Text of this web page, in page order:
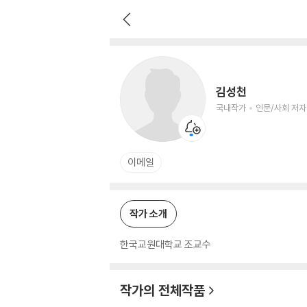
김성천
국내작가 인문/사회 저자
이메일
작가 소개
한국교원대학교 조교수
작가의 전체작품